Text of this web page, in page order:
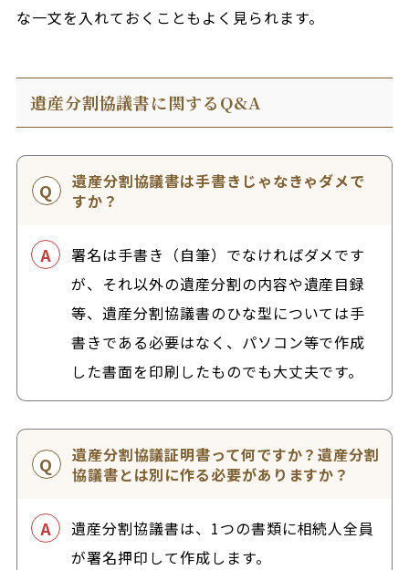
な一文を入れておくこともよく見られます。
遺産分割協議書に関するQ&A
遺産分割協議書は手書きじゃなきゃダメで
すか？
署名は手書き（自筆）でなければダメです
が、それ以外の遺産分割の内容や遺産目録
等、遺産分割協議書のひな型については手
書きである必要はなく、パソコン等で作成
した書面を印刷したものでも大丈夫です。
遺産分割協議証明書って何ですか？遺産分割
協議書とは別に作る必要がありますか？
遺産分割協議書は、1つの書類に相続人全員
が署名押印して作成します。